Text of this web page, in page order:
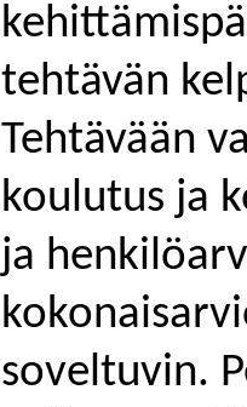
tehtävän
Tehtävään
koulutus ja
ja
soveltuvin.